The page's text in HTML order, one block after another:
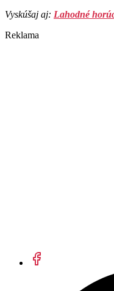
Vyskúšaj aj: Lahodné
Reklama